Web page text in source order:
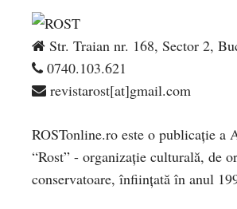
Str. Traian nr. 168, Sector 2,
0740.103.621
revistarost[at]gmail.com
ROSTonline.ro este o publicaţie a
“Rost” - organizaţie culturală, de
conservatoare, înfiinţată în anul